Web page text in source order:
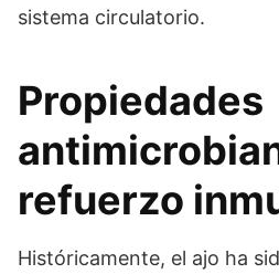
sistema circulatorio.
Propiedades
refuerzo
Históricamente, el ajo ha